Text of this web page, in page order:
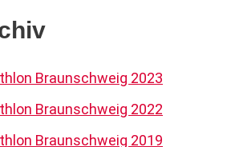
Braunschweig 2023
Braunschweig 2022
Braunschweig 2019